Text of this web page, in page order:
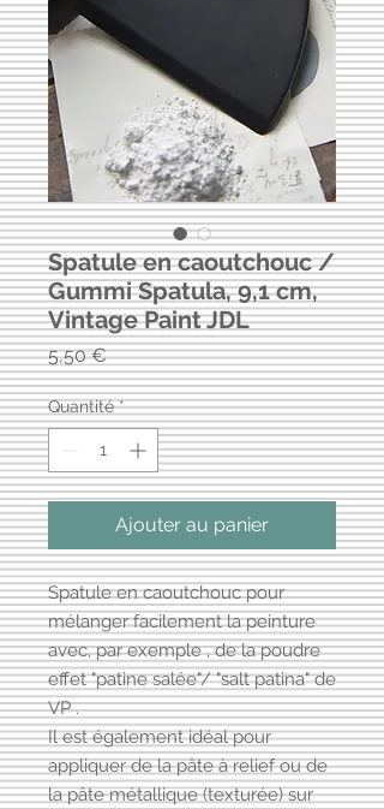
Spatule en caoutchouc /
Gummi Spatula, 9,1 cm,
Vintage Paint JDL
5,50 €Prix
Quantité *
Ajouter au panier
Spatule en caoutchouc pour
mélanger facilement la peinture
avec, par exemple , de la poudre
effet "patine salée"/ "salt patina" de
VP .
Il est également idéal pour
appliquer de la pâte à relief ou de
la pâte métallique (texturée) sur